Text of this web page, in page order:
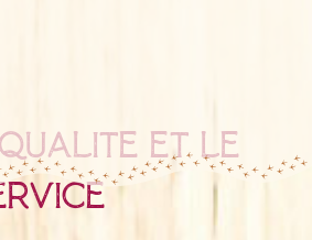
qualité et le